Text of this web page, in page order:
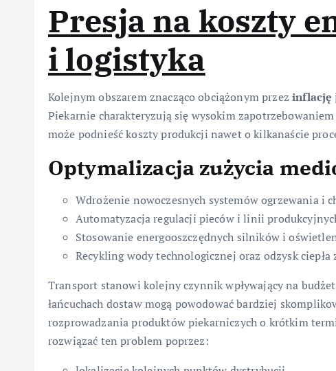
Presja na koszty
i logistyka
Kolejnym obszarem znacząco obciążonym przezinflację
Piekarnie charakteryzują się wysokim
może podnieść koszty produkcji nawet o kilkanaście
Optymalizacja zużycia
Wdrożenie nowoczesnych systemów ogrzewania i
Automatyzacja regulacji pieców i linii
Stosowanie energooszczędnych silników i
Recykling wody technologicznej oraz odzysk
Transport stanowi kolejny czynnik wpływający na
łańcuchach dostaw mogą powodować bardziej
rozprowadzania produktów piekarniczych o krótkim
rozwiązać ten problem poprzez: